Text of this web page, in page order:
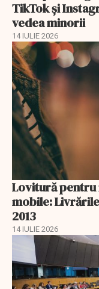
TikTok și
vedea minorii
14 IULIE 2026
Lovitură
mobile:
2013
14 IULIE 2026